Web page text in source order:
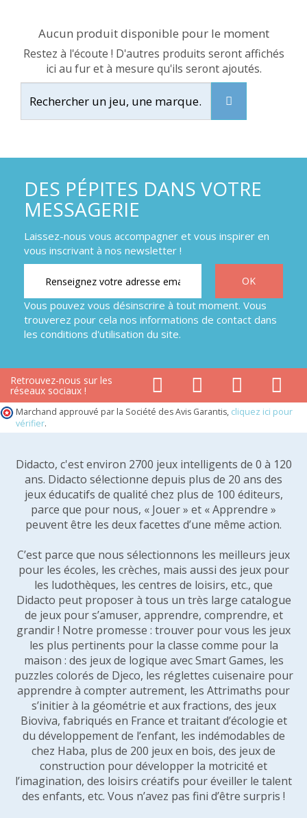
Aucun produit disponible pour le moment
Restez à l'écoute ! D'autres produits seront affichés
ici au fur et à mesure qu'ils seront ajoutés.
DES PÉPITES DANS VOTRE
MESSAGERIE
Laissez-nous vous accompagner et vous inspirer en
vous inscrivant à nos newsletter !
Vous pouvez vous désinscrire à tout moment. Vous
trouverez pour cela nos informations de contact dans
les conditions d'utilisation du site.
Retrouvez-nous sur les
réseaux sociaux !
Marchand approuvé par la Société des Avis Garantis, cliquez ici pour
vérifier.
Didacto, c'est environ 2700 jeux intelligents de 0 à 120
ans. Didacto sélectionne depuis plus de 20 ans des
jeux éducatifs de qualité chez plus de 100 éditeurs,
parce que pour nous, « Jouer » et « Apprendre »
peuvent être les deux facettes d’une même action.
C’est parce que nous sélectionnons les meilleurs jeux
pour les écoles, les crèches, mais aussi des jeux pour
les ludothèques, les centres de loisirs, etc., que
Didacto peut proposer à tous un très large catalogue
de jeux pour s’amuser, apprendre, comprendre, et
grandir ! Notre promesse : trouver pour vous les jeux
les plus pertinents pour la classe comme pour la
maison : des jeux de logique avec Smart Games, les
puzzles colorés de Djeco, les réglettes cuisenaire pour
apprendre à compter autrement, les Attrimaths pour
s’initier à la géométrie et aux fractions, des jeux
Bioviva, fabriqués en France et traitant d’écologie et
du développement de l’enfant, les indémodables de
chez Haba, plus de 200 jeux en bois, des jeux de
construction pour développer la motricité et
l’imagination, des loisirs créatifs pour éveiller le talent
des enfants, etc. Vous n’avez pas fini d’être surpris !